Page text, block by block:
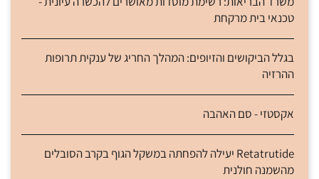
טכנאי בית מרקחת
בגלל הביקושים והזיופים: המהלך החריג של ענקית תרופות
ההרזיה
אקסטזי - סם האהבה
Retatrutide יעילה להפחתה במשקל הגוף בקרב הסובלים
מהשמנה חולנית